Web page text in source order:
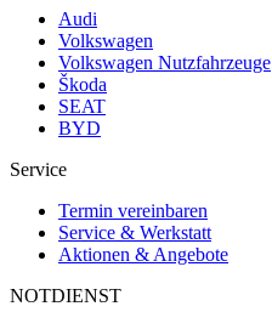
Audi
Volkswagen
Volkswagen Nutzfahrzeuge
Škoda
SEAT
BYD
Service
Termin vereinbaren
Service & Werkstatt
Aktionen & Angebote
NOTDIENST